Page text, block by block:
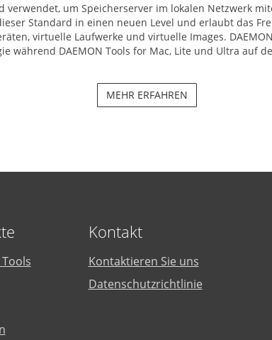
verwendet, um Speicherserver im lokalen Netzwerk
Standard in einen neuen Level und erlaubt das
virtuelle Laufwerke und virtuelle Images.
während DAEMON Tools for Mac, Lite und Ultra auf
MEHR ERFAHREN
Tools
Kontakt
Kontaktieren Sie uns
Datenschutzrichtlinie